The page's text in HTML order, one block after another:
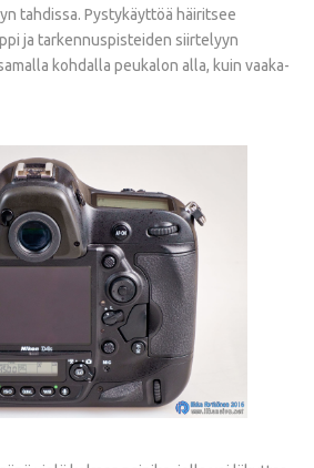
tahdissa. Pystykäyttöä häiritsee
ja tarkennuspisteiden siirtelyyn
kohdalla peukalon alla, kuin vaaka-